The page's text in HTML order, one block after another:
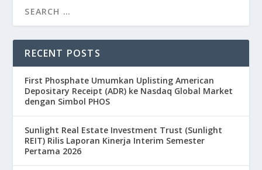
RECENT POSTS
First Phosphate Umumkan Uplisting American
Depositary Receipt (ADR) ke Nasdaq Global Market
dengan Simbol PHOS
Sunlight Real Estate Investment Trust (Sunlight
REIT) Rilis Laporan Kinerja Interim Semester
Pertama 2026